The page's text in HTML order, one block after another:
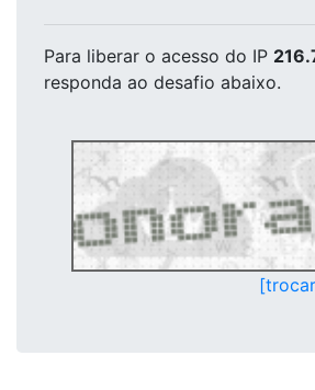
Para liberar o acesso do IP
responda ao desafio abaixo.